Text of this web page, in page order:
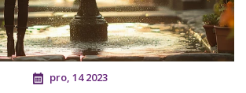
pro, 14 2023